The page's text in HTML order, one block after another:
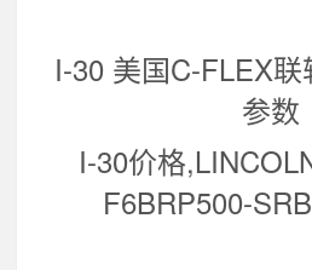
I-30 美国C-FLEX
参数
I-30价格
F6BRP500-